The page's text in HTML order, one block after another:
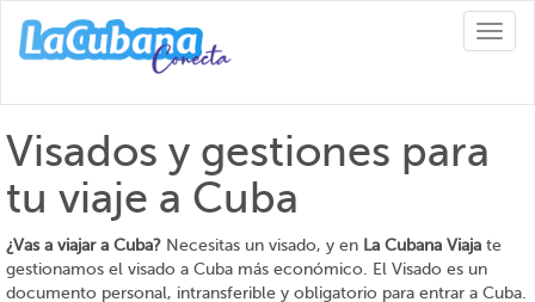
Visados y gestiones para
tu viaje a Cuba
¿Vas a viajar a Cuba? Necesitas un visado, y en La Cubana Viaja te
gestionamos el visado a Cuba más económico. El Visado es un
documento personal, intransferible y obligatorio para entrar a Cuba.